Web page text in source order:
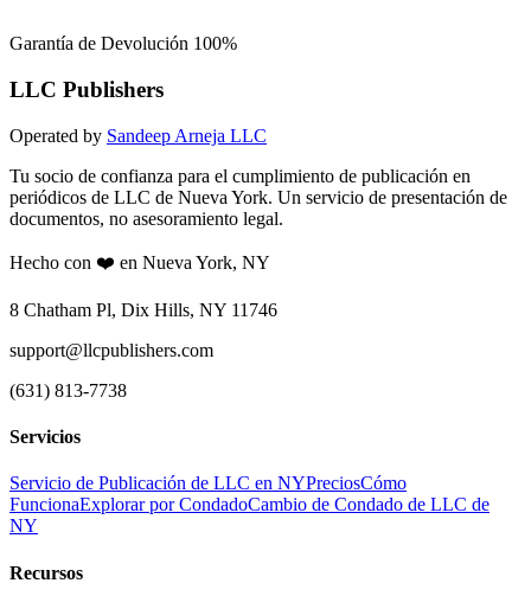
Garantía de Devolución 100%
LLC Publishers
Operated by Sandeep Arneja LLC
Tu socio de confianza para el cumplimiento de publicación en
periódicos de LLC de Nueva York. Un servicio de presentación de
documentos, no asesoramiento legal.
Hecho con ❤️ en Nueva York, NY
8 Chatham Pl, Dix Hills, NY 11746
support@llcpublishers.com
(631) 813-7738
Servicios
Servicio de Publicación de LLC en NYPreciosCómo
FuncionaExplorar por CondadoCambio de Condado de LLC de
NY
Recursos